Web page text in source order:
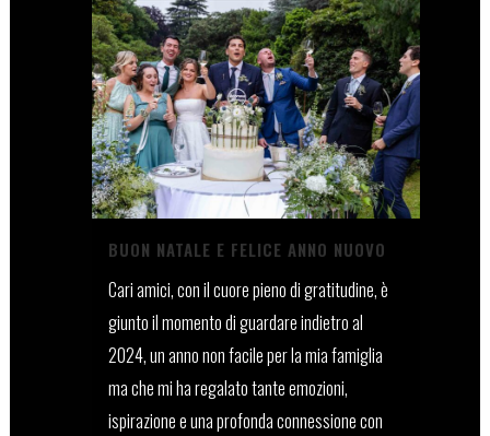
BUON NATALE E FELICE ANNO NUOVO
Cari amici, con il cuore pieno di gratitudine, è
giunto il momento di guardare indietro al
2024, un anno non facile per la mia famiglia
ma che mi ha regalato tante emozioni,
ispirazione e una profonda connessione con